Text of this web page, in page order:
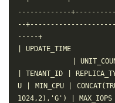
-------------
--
-----+
| UPDATE_TIME
| UNIT_COUNT |
| TENANT_ID |
U | MIN_CPU |
1024,2),'G') |